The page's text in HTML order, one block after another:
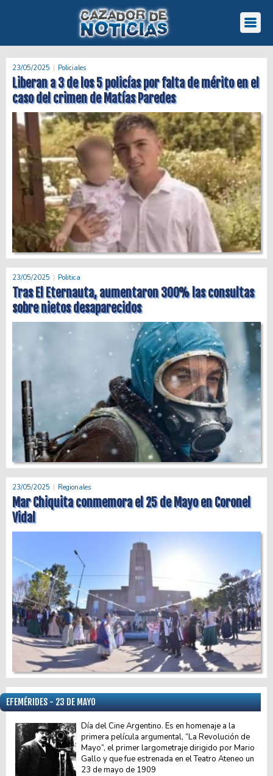
23/05/2025 Policiales
Liberan a 3 de los 5 policías por falta de mérito en el
caso del crimen de Matías Paredes
23/05/2025 Politica
Tras El Eternauta, aumentaron 300% las consultas
sobre nietos desaparecidos
23/05/2025 Regionales
Mar Chiquita conmemora el 25 de Mayo en Coronel
Vidal
EFEMÉRIDES - 23 DE MAYO
Día del Cine Argentino. Es en homenaje a la
primera película argumental, “La Revolución de
Mayo”, el primer largometraje dirigido por Mario
Gallo y que fue estrenada en el Teatro Ateneo un
23 de mayo de 1909